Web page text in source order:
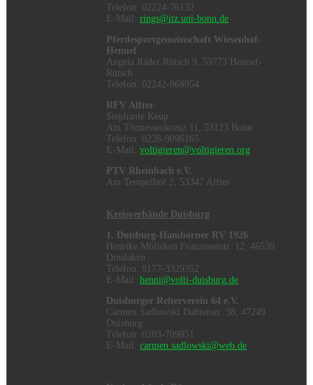
Telefon: 02224-76132
E-Mail:rings@itz.uni-bonn.de
Pferdesportgemeinschaft Wiesenhof-
Hennef
Angela Räder Rütsch 9, 53773 Hennef-
Rütsch
Telefon: 02242-868954
RFV Alfter
Stephanie Keup
Am Tönnessenkreuz 11, 53123 Bonn
Telefon: 0228-9096165
E-Mail:voltigieren@voltigieren.org
PTV Rheinbach e.V.
Am Tempelhof 2, 53347 Alfter
Kreisverbände Duisburg
1. Duisburg-Hamborner RV 1926
Henrike Mölleken Franzosenstr. 12, 46539
Dinslaken
Telefon: 0177-3329352
E-Mail:henni@volti-duisburg.de
Duisburger Reiterverein 64 e.V.
Carmen Sadlowski Dahienstr. 38, 47249
Duisburg
Telefon: 0203-709851
E-Mail:carmen.sadlowski@web.de